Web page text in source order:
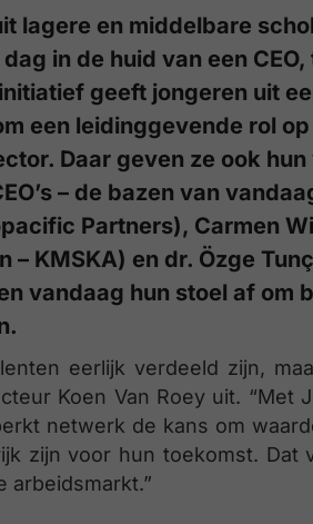
lagere en middelbare
in de huid van een
geeft jongeren uit
een leidinggevende rol
Daar geven ze ook
– de bazen van
Partners), Carmen
– KMSKA) en dr. Özge
vandaag hun stoel af om
eerlijk verdeeld zijn,
Koen Van Roey uit. “Met
netwerk de kans om
zijn voor hun toekomst. Dat
arbeidsmarkt.”